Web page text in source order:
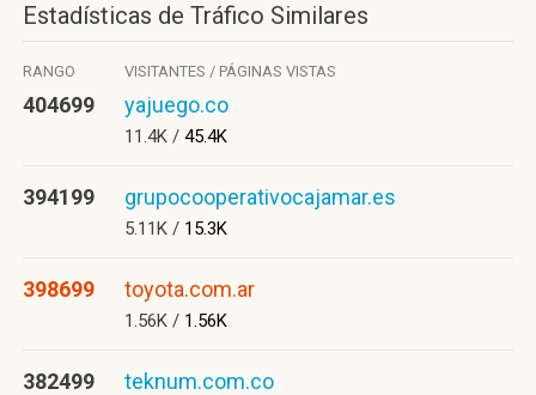
Estadísticas de Tráfico Similares
RANGO VISITANTES / PÁGINAS VISTAS
404699 yajuego.co
11.4K / 45.4K
394199 grupocooperativocajamar.es
5.11K / 15.3K
398699 toyota.com.ar
1.56K / 1.56K
382499 teknum.com.co